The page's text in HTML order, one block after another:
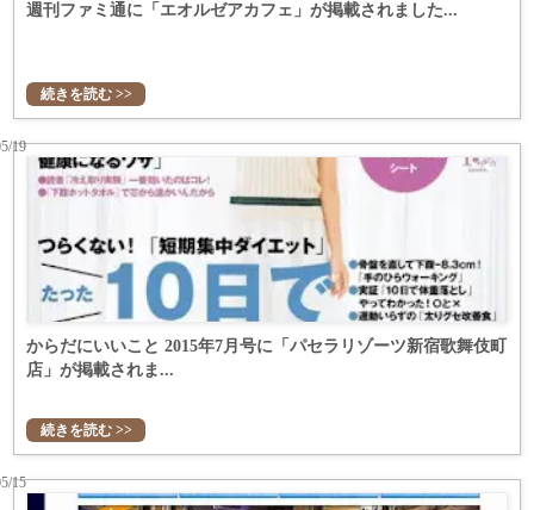
週刊ファミ通に「エオルゼアカフェ」が掲載されました...
続きを読む >>
からだにいいこと 2015年7月号に「パセラリゾーツ新宿歌舞伎町
店」が掲載されま...
19
続きを読む >>
15